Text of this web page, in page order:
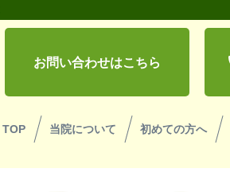
お問い合わせはこちら
TOP 当院について 初めての方へ